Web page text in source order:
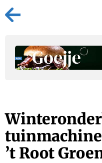
’t Root